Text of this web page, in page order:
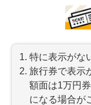
特に表示がな
旅行券で表示
額面は1万円
になる場合が